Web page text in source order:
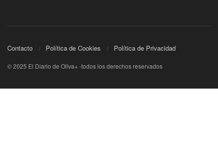
Contacto Política de Cookies Política de Privacidad
© 2025 El Diario de Oliva+ -todos los derechos reservados